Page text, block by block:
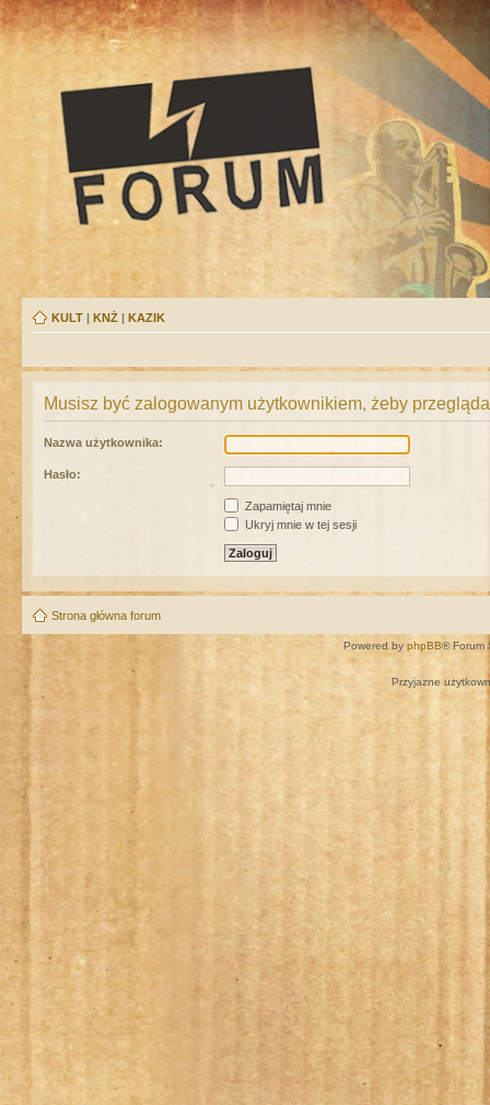
KULT | KNŻ | KAZIK
Musisz być zalogowanym użytkownikiem, żeby
Nazwa użytkownika:
Hasło:
Zapamiętaj mnie
Ukryj mnie w tej sesji
Strona główna forum
Powered by phpBB® Forum
Przyjazne